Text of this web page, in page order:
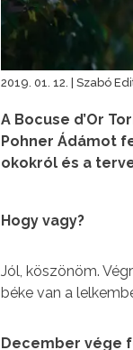
2019. 01. 12. | Szabó
A Bocuse d’Or
Pohner Ádámot
okokról és a
Hogy vagy?
Jól, köszönöm.
béke van a
December vége